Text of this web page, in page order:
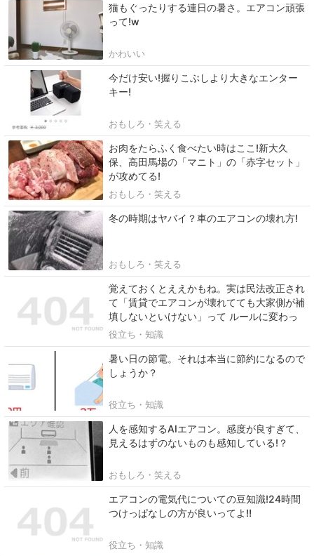
猫もぐったりする連日の暑さ。エアコン頑張
って!w
かわいい
今だけ安い!握りこぶしより大きなエンター
キー!
おもしろ・笑える
お肉をたらふく食べたい時はここ!新大久
保、高田馬場の「マニト」の「赤字セット」
が攻めてる!
おもしろ・笑える
冬の時期はヤバイ？車のエアコンの壊れ方!
おもしろ・笑える
覚えておくとええかもね。実は民法改正され
て「賃貸でエアコンが壊れてても大家側が補
填しないといけない」って ルールに変わっ
たのよ。
役立ち・知識
暑い日の節電。それは本当に節約になるので
しょうか？
役立ち・知識
人を感知するAIエアコン。感度が良すぎて、
見えるはずのないものも感知している!？
おもしろ・笑える
エアコンの電気代についての豆知識!24時間
つけっぱなしの方が良いってよ‼
役立ち・知識